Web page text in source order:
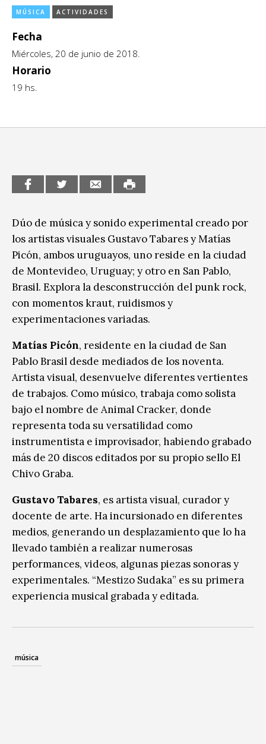
CCE en el interior/libros
Espacio itinerante de lectura infantil
Exposiciones
Formación
Género y Diversidad
Infantil y Juvenil
Música
MÚSICA ACTIVIDADES
Fecha
Miércoles, 20 de junio de 2018.
Horario
19 hs.
Dúo de música y sonido experimental creado por
los artistas visuales Gustavo Tabares y Matías
Picón, ambos uruguayos, uno reside en la ciudad
de Montevideo, Uruguay; y otro en San Pablo,
Brasil. Explora la desconstrucción del punk rock,
con momentos kraut, ruidismos y
experimentaciones variadas.
Matías Picón, residente en la ciudad de San
Pablo Brasil desde mediados de los noventa.
Artista visual, desenvuelve diferentes vertientes
de trabajos. Como músico, trabaja como solista
bajo el nombre de Animal Cracker, donde
representa toda su versatilidad como
instrumentista e improvisador, habiendo grabado
más de 20 discos editados por su propio sello El
Chivo Graba.
Gustavo Tabares, es artista visual, curador y
docente de arte. Ha incursionado en diferentes
medios, generando un desplazamiento que lo ha
llevado también a realizar numerosas
performances, videos, algunas piezas sonoras y
experimentales. “Mestizo Sudaka” es su primera
experiencia musical grabada y editada.
música